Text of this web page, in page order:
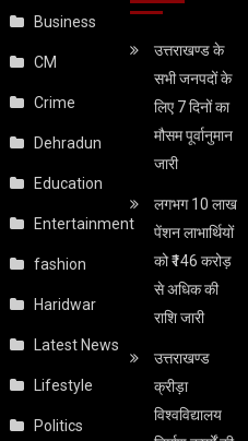
Business
CM
Crime
Dehradun
Education
Entertainment
fashion
Haridwar
Latest News
Lifestyle
Politics
उत्तराखण्ड के
सभी जनपदों के
लिए 7 दिनों का
मौसम पूर्वानुमान
जारी
लगभग 10 लाख
पेंशन लाभार्थियों
को ₹146 करोड़
से अधिक की
राशि जारी
उत्तराखण्ड
क्रीड़ा
विश्वविद्यालय